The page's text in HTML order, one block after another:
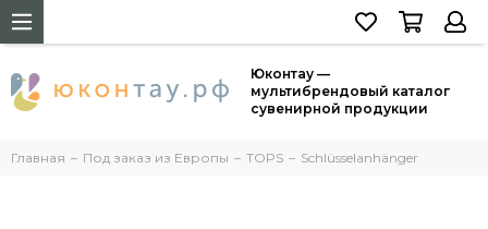
Юконтау —
мультибрендовый каталог
сувенирной продукции
Главная Под заказ из Европы TOPS Schlüsselanhänger